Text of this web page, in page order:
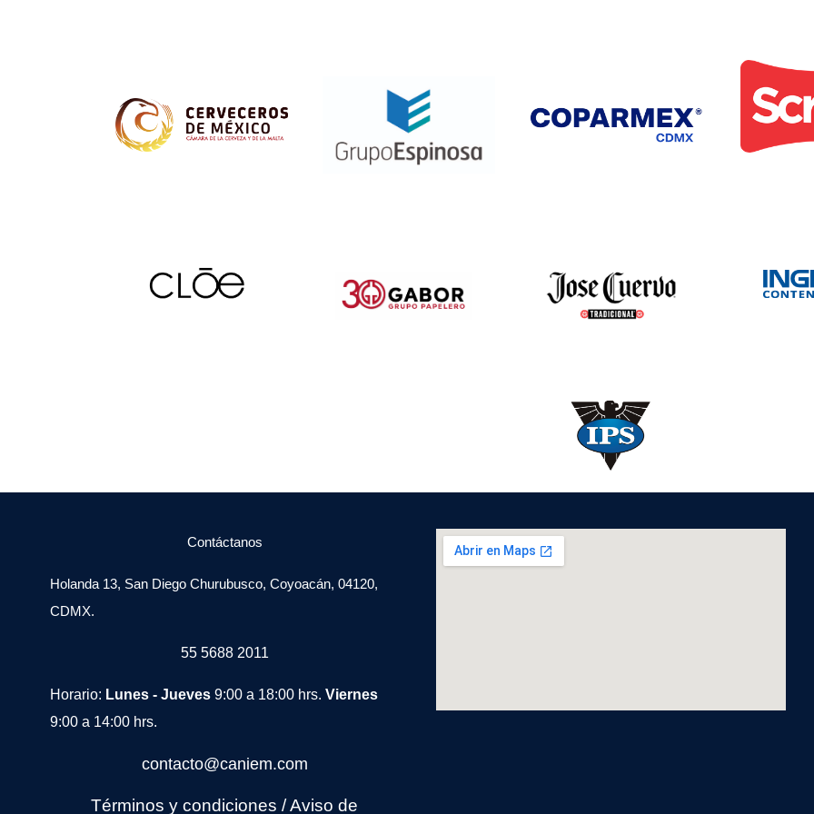
Contáctanos
Holanda 13, San Diego Churubusco, Coyoacán, 04120,
CDMX.
55 5688 2011
Horario: Lunes - Jueves 9:00 a 18:00 hrs. Viernes
9:00 a 14:00 hrs.
contacto@caniem.com
Términos y condiciones /Aviso de